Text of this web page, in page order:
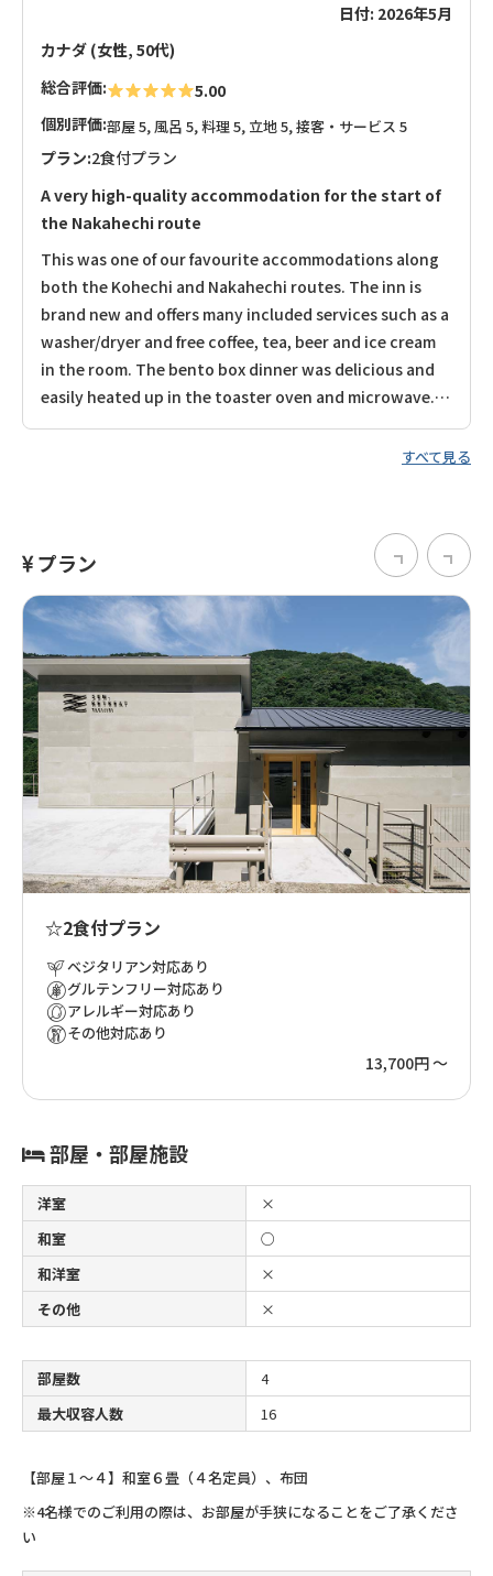
日付: 2026年5月
カナダ (女性, 50代)
総合評価:
5.00
個別評価:部屋 5, 風呂 5, 料理 5, 立地 5, 接客・サービス 5
プラン:2食付プラン
A very high-quality accommodation for the start of
the Nakahechi route
This was one of our favourite accommodations along
both the Kohechi and Nakahechi routes. The inn is
brand new and offers many included services such as a
washer/dryer and free coffee, tea, beer and ice cream
in the room. The bento box dinner was delicious and
easily heated up in the toaster oven and microwave.
We really appreciated the mini cream puff for dessert!
すべて見る
プラン
☆2食付プラン
ベジタリアン対応あり
グルテンフリー対応あり
アレルギー対応あり
その他対応あり
13,700円 ～
部屋・部屋施設
洋室
×
和室
○
和洋室
×
その他
×
部屋数
4
最大収容人数
16
【部屋１～４】和室６畳（４名定員）、布団
※4名様でのご利用の際は、お部屋が手狭になることをご了承くださ
い